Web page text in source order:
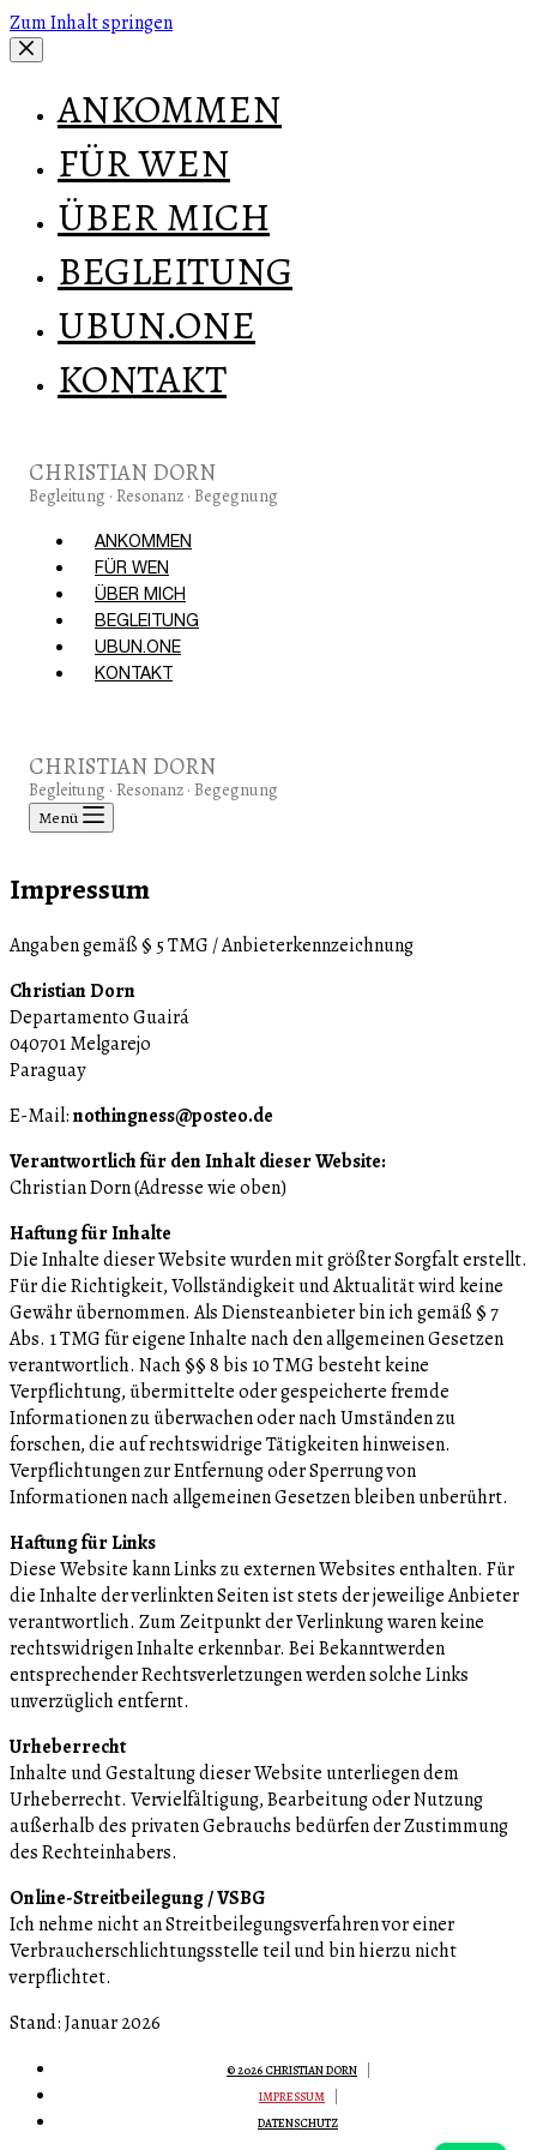
Zum Inhalt springen
ANKOMMEN
FÜR WEN
ÜBER MICH
BEGLEITUNG
UBUN.ONE
KONTAKT
CHRISTIAN DORN
Begleitung · Resonanz · Begegnung
ANKOMMEN
FÜR WEN
ÜBER MICH
BEGLEITUNG
UBUN.ONE
KONTAKT
CHRISTIAN DORN
Begleitung · Resonanz · Begegnung
Menü
Impressum
Angaben gemäß § 5 TMG / Anbieterkennzeichnung
Christian Dorn
Departamento Guairá
040701 Melgarejo
Paraguay
E-Mail:nothingness@posteo.de
Verantwortlich für den Inhalt dieser Website:
Christian Dorn (Adresse wie oben)
Haftung für Inhalte
Die Inhalte dieser Website wurden mit größter Sorgfalt erstellt.
Für die Richtigkeit, Vollständigkeit und Aktualität wird keine
Gewähr übernommen. Als Diensteanbieter bin ich gemäß § 7
Abs. 1 TMG für eigene Inhalte nach den allgemeinen Gesetzen
verantwortlich. Nach §§ 8 bis 10 TMG besteht keine
Verpflichtung, übermittelte oder gespeicherte fremde
Informationen zu überwachen oder nach Umständen zu
forschen, die auf rechtswidrige Tätigkeiten hinweisen.
Verpflichtungen zur Entfernung oder Sperrung von
Informationen nach allgemeinen Gesetzen bleiben unberührt.
Haftung für Links
Diese Website kann Links zu externen Websites enthalten. Für
die Inhalte der verlinkten Seiten ist stets der jeweilige Anbieter
verantwortlich. Zum Zeitpunkt der Verlinkung waren keine
rechtswidrigen Inhalte erkennbar. Bei Bekanntwerden
entsprechender Rechtsverletzungen werden solche Links
unverzüglich entfernt.
Urheberrecht
Inhalte und Gestaltung dieser Website unterliegen dem
Urheberrecht. Vervielfältigung, Bearbeitung oder Nutzung
außerhalb des privaten Gebrauchs bedürfen der Zustimmung
des Rechteinhabers.
Online-Streitbeilegung / VSBG
Ich nehme nicht an Streitbeilegungsverfahren vor einer
Verbraucherschlichtungsstelle teil und bin hierzu nicht
verpflichtet.
Stand: Januar 2026
© 2026 CHRISTIAN DORN
IMPRESSUM
DATENSCHUTZ